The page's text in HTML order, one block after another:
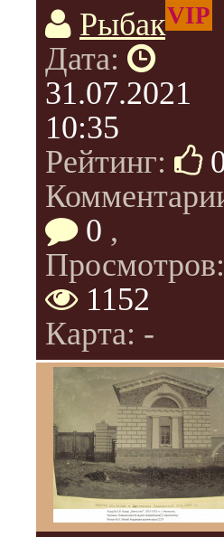
РыбакVIP
Дата:
31.07.2021
10:35
Рейтинг:
0 ,
Просмотров:
1152
Карта: -